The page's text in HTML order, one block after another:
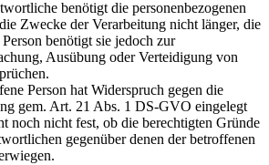
benötigt die personenbezogenen
Zwecke der Verarbeitung nicht länger, die
benötigt sie jedoch zur
Ausübung oder Verteidigung von
Person hat Widerspruch gegen die
gem. Art. 21 Abs. 1 DS-GVO eingelegt
noch nicht fest, ob die berechtigten Gründe
gegenüber denen der betroffenen